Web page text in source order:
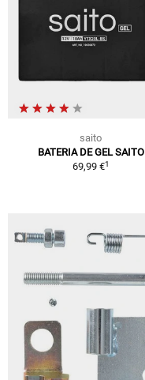
saito
BATERIA DE GEL SAITO
69,99 €1